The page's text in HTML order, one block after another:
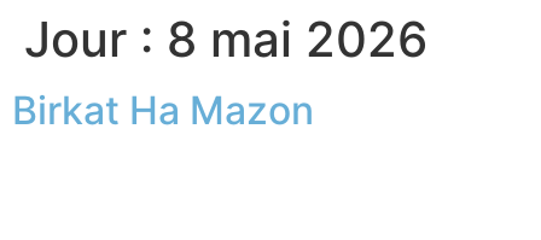
Jour : 8 mai 2026
Birkat Ha Mazon